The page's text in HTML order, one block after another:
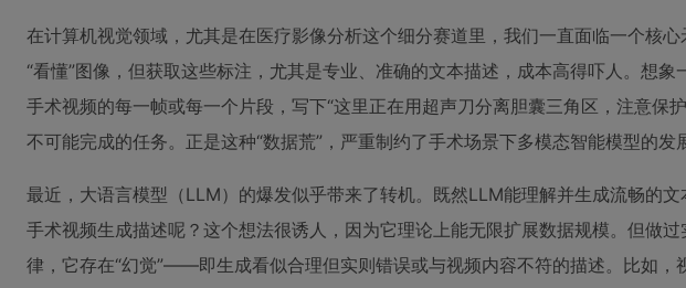
在计算机视觉领域，尤其是在医疗影像分析这个细分赛道里，我们一直面临一个核
“看懂”图像，但获取这些标注，尤其是专业、准确的文本描述，成本高得吓人。想
手术视频的每一帧或每一个片段，写下“这里正在用超声刀分离胆囊三角区，注意保
不可能完成的任务。正是这种“数据荒”，严重制约了手术场景下多模态智能模型的发
最近，大语言模型（LLM）的爆发似乎带来了转机。既然LLM能理解并生成流畅的
手术视频生成描述呢？这个想法很诱人，因为它理论上能无限扩展数据规模。但做
律，它存在“幻觉”——即生成看似合理但实则错误或与视频内容不符的描述。比如，